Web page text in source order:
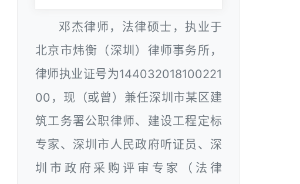
邓杰律师，法律硕士，执业于
北京市炜衡（深圳）律师事务所，
律师执业证号为144032018100221
00，现（或曾）兼任深圳市某区建
筑工务署公职律师、建设工程定标
专家、深圳市人民政府听证员、深
圳市政府采购评审专家（法律